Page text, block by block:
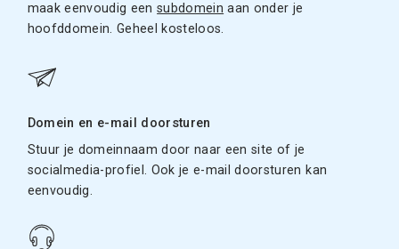
maak eenvoudig eensubdomein aan onder je
hoofddomein. Geheel kosteloos.
Domein en e-mail doorsturen
Stuur je domeinnaam door naar een site of je
socialmedia-profiel. Ook je e-mail doorsturen kan
eenvoudig.